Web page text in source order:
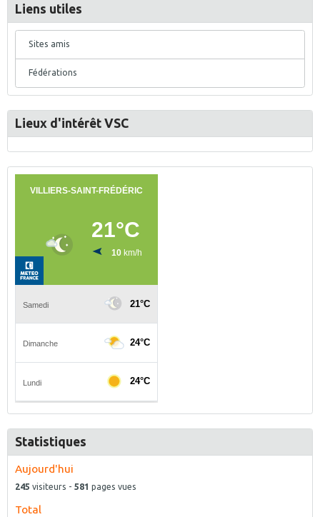
Liens utiles
Sites amis
Fédérations
Lieux d'intérêt VSC
Statistiques
Aujourd'hui
245 visiteurs - 581 pages vues
Total